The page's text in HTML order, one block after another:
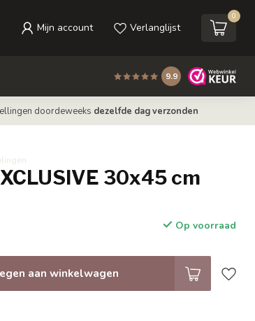
Mijn account Verlanglijst
0
9.9
doordeweeks dezelfde dag verzonden
30x45 cm
Op voorraad
aan winkelwagen